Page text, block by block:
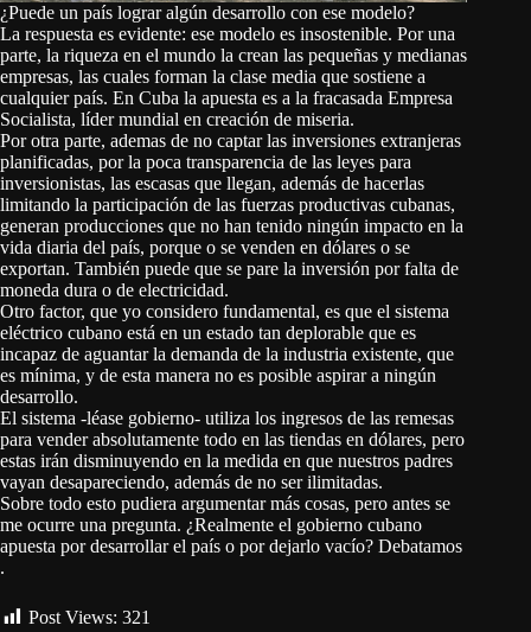
¿Puede un país lograr algún desarrollo con ese modelo?
La respuesta es evidente: ese modelo es insostenible. Por una
parte, la riqueza en el mundo la crean las pequeñas y medianas
empresas, las cuales forman la clase media que sostiene a
cualquier país. En Cuba la apuesta es a la fracasada Empresa
Socialista, líder mundial en creación de miseria.
Por otra parte, ademas de no captar las inversiones extranjeras
planificadas, por la poca transparencia de las leyes para
inversionistas, las escasas que llegan, además de hacerlas
limitando la participación de las fuerzas productivas cubanas,
generan producciones que no han tenido ningún impacto en la
vida diaria del país, porque o se venden en dólares o se
exportan. También puede que se pare la inversión por falta de
moneda dura o de electricidad.
Otro factor, que yo considero fundamental, es que el sistema
eléctrico cubano está en un estado tan deplorable que es
incapaz de aguantar la demanda de la industria existente, que
es mínima, y de esta manera no es posible aspirar a ningún
desarrollo.
El sistema -léase gobierno- utiliza los ingresos de las remesas
para vender absolutamente todo en las tiendas en dólares, pero
estas irán disminuyendo en la medida en que nuestros padres
vayan desapareciendo, además de no ser ilimitadas.
Sobre todo esto pudiera argumentar más cosas, pero antes se
me ocurre una pregunta. ¿Realmente el gobierno cubano
apuesta por desarrollar el país o por dejarlo vacío? Debatamos
.
Post Views: 321